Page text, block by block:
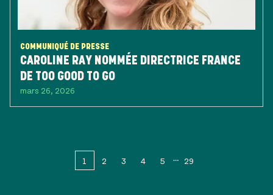
COMMUNIQUÉ DE PRESSE
CAROLINE RAY NOMMÉE DIRECTRICE FRANCE
DE TOO GOOD TO GO
mars 26, 2026
1 2 3 4 5 29